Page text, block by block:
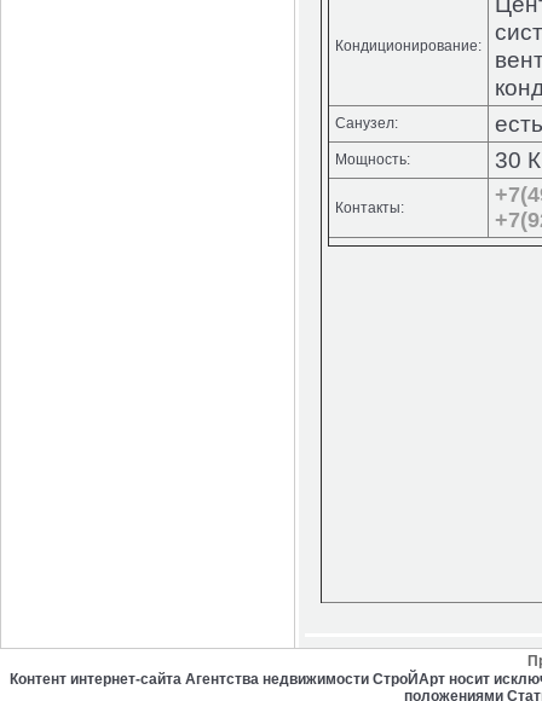
Кондиционирование:
Санузел: есть
Мощность: 30
Контакты:
Контент интернет-сайта Агентства недвижимости СтроЙАрт носит
положениями